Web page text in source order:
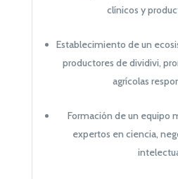
clínicos y
Establecimiento de un
productores de dividivi,
agrícolas
Formación de un equipo
expertos en ciencia,